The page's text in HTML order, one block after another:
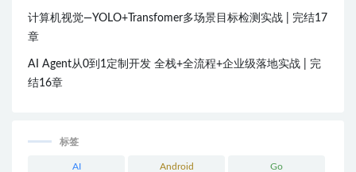
计算机视觉—YOLO+Transfomer多场景目标检测实战 | 完结17
章
AI Agent从0到1定制开发 全栈+全流程+企业级落地实战 | 完
结16章
标签
AI Android Go